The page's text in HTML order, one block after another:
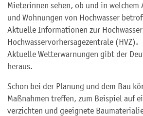
Mieterinnen sehen, ob und in welchem
und Wohnungen von Hochwasser
Aktuelle Informationen zur
Hochwasservorhersagezentrale (HVZ).
Aktuelle Wetterwarnungen gibt der
heraus.
Schon bei der Planung und dem Bau
Maßnahmen treffen, zum Beispiel auf
verzichten und geeignete